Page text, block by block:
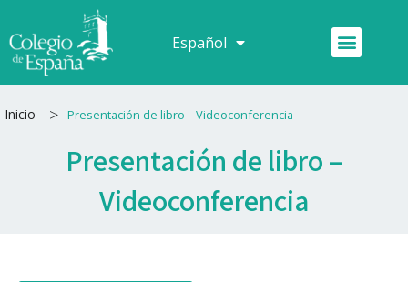
al
contenido
Español
Français Menú
Inicio > Presentación de libro – Videoconferencia
Presentación de libro –
Videoconferencia